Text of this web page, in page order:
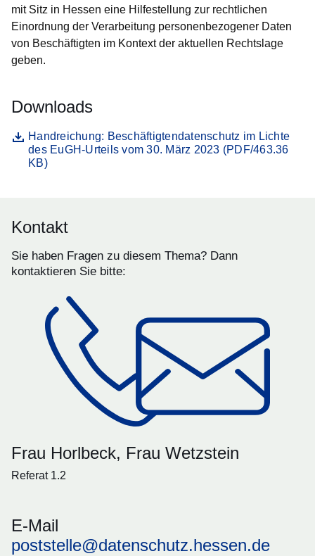
mit Sitz in Hessen eine Hilfestellung zur rechtlichen
Einordnung der Verarbeitung personenbezogener Daten
von Beschäftigten im Kontext der aktuellen Rechtslage
geben.
Downloads
DateiHandreichung: Beschäftigtendatenschutz im Lichte
des EuGH-Urteils vom 30. März 2023 (PDF/463.36
KB)
Öffnet sich in einem neuen Fenster
Kontakt
Sie haben Fragen zu diesem Thema? Dann
kontaktieren Sie bitte:
Frau Horlbeck, Frau Wetzstein
Referat 1.2
E-Mail
poststelle@datenschutz.hessen.de